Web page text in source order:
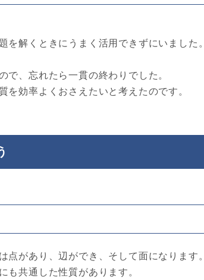
を解くときにうまく活用できずにいました。
で、忘れたら一貫の終わりでした。
を効率よくおさえたいと考えたのです。
点があり、辺ができ、そして面になります。
も共通した性質があります。